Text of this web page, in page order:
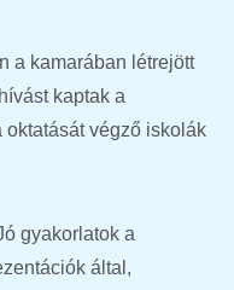
a kamarában létrejött
kaptak a
végző iskolák
gyakorlatok a
által,